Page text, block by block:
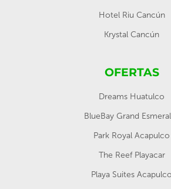
Hotel Riu Cancún
Krystal Cancún
OFERTAS
Dreams Huatulco
BlueBay Grand
Park Royal Acapulco
The Reef Playacar
Playa Suites Acapulco